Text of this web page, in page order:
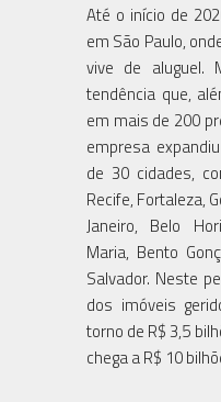
Até o início de
em São Paulo,
vive de aluguel.
tendência que,
em mais de 200
empresa
de 30 cidades,
Recife, Fortaleza,
Janeiro, Belo
Maria, Bento
Salvador. Neste
dos imóveis
torno de R$ 3,5
chega a R$ 10